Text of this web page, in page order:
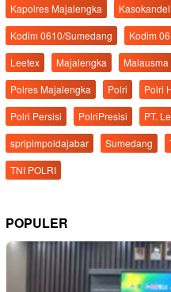
Kapolres Majalengka
Kasokandel
Kodim 0610/Sumedang
Kodim
Leetex
Majalengka Malausma
Polres Majalengka
Polri Polri
Polri Persisi
PolriPresisi PT.
spripimpoldajabar
Sumedang
TNI POLRI
POPULER